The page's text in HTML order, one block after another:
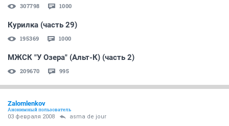
307798 1000
Курилка (часть 29)
195369 1000
МЖСК "У Озера" (Альт-К) (часть 2)
209670 995
Zalomlenkov
Анонимный пользователь
03 февраля 2008 asma de jour